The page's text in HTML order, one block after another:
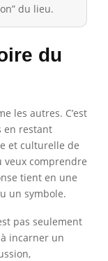
du lieu.
du
les autres. C’est
en restant
et culturelle de
veux comprendre
tient en une
un symbole.
pas seulement
à incarner un